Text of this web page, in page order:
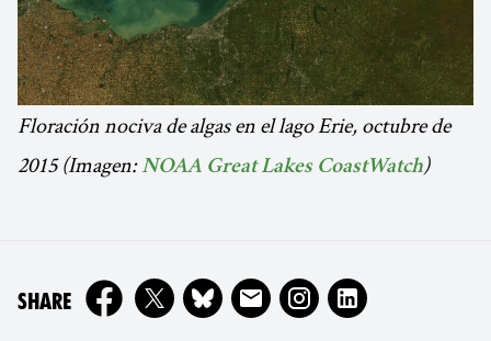
Floración nociva de algas en el lago Erie, octubre de
2015 (Imagen:NOAA Great Lakes CoastWatch)
SHAREON